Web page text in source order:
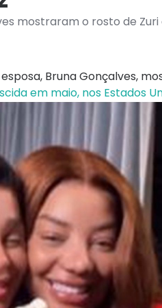
mostraram o rosto de
Bruna Gonçalves,
em maio, nos Estados